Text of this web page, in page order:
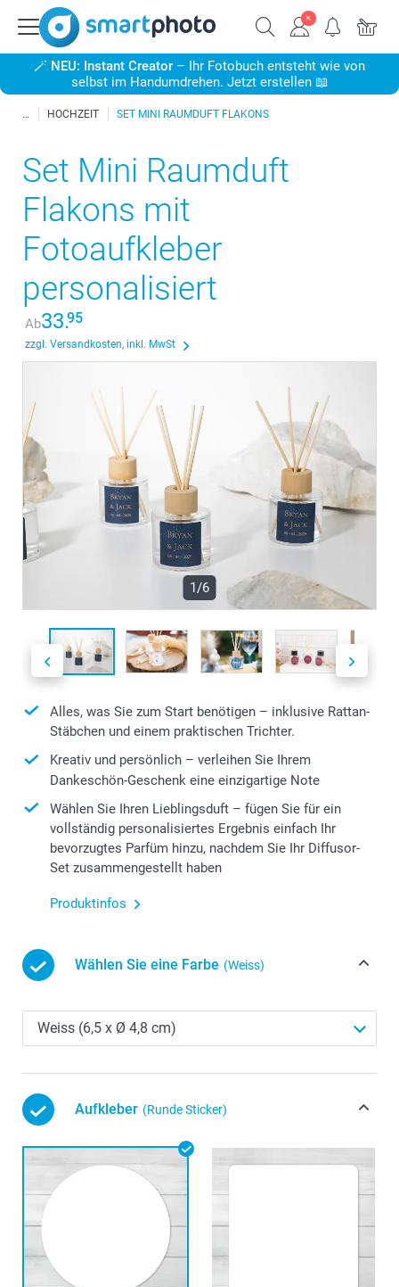
🪄 NEU: Instant Creator – Ihr Fotobuch entsteht wie von
selbst im Handumdrehen. Jetzt erstellen 📖
HOCHZEIT SET MINI RAUMDUFT FLAKONS
Set Mini Raumduft
Flakons mit
Fotoaufkleber
personalisiert
Ab33.95
zzgl. Versandkosten, inkl. MwSt
1/6
Alles, was Sie zum Start benötigen – inklusive Rattan-
Stäbchen und einem praktischen Trichter.
Kreativ und persönlich – verleihen Sie Ihrem
Dankeschön-Geschenk eine einzigartige Note
Wählen Sie Ihren Lieblingsduft – fügen Sie für ein
vollständig personalisiertes Ergebnis einfach Ihr
bevorzugtes Parfüm hinzu, nachdem Sie Ihr Diffusor-
Set zusammengestellt haben
Produktinfos
Wählen Sie eine Farbe (Weiss)
Aufkleber (Runde Sticker)